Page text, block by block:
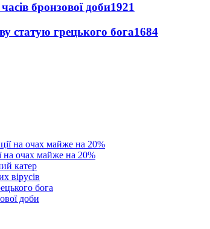
бронзової доби1921
статую грецького бога1684
на очах майже на 20%
катер
вірусів
бога
доби